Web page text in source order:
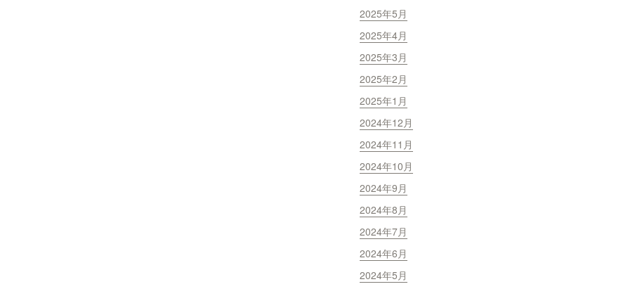
2025年5月
2025年4月
2025年3月
2025年2月
2025年1月
2024年12月
2024年11月
2024年10月
2024年9月
2024年8月
2024年7月
2024年6月
2024年5月